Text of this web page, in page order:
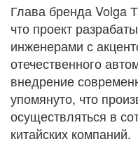
Глава бренда Volga
что проект
инженерами с
отечественного
внедрение
упомянуто, что
осуществляться в
китайских компаний.